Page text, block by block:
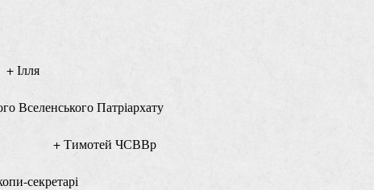
+ Ілля
Вселенського Патріархату
+ Тимотей ЧСВВр
секретарі